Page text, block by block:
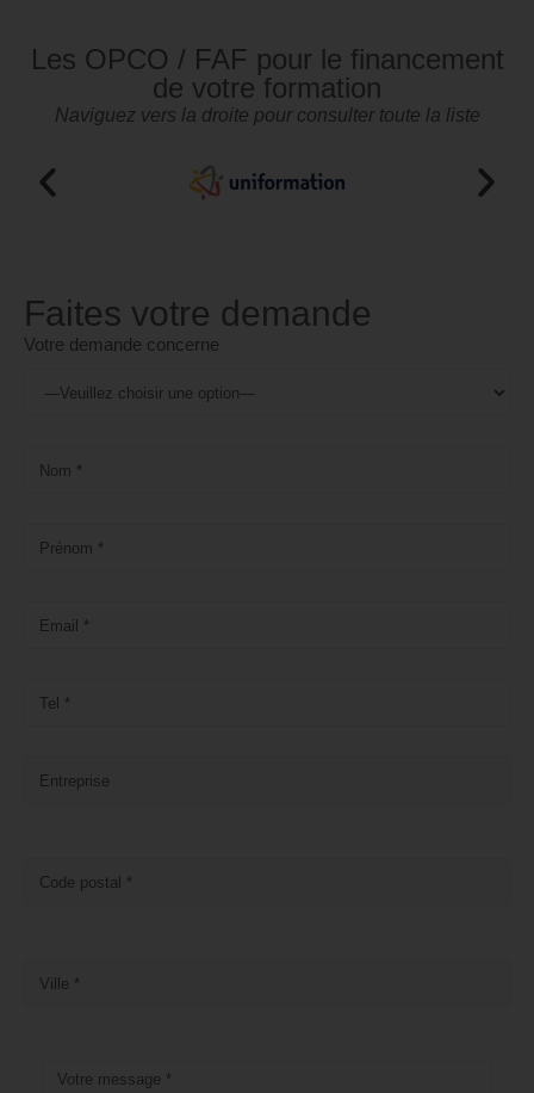
Les OPCO / FAF pour le financement
de votre formation
Naviguez vers la droite pour consulter toute la liste
Faites votre demande
Votre demande concerne